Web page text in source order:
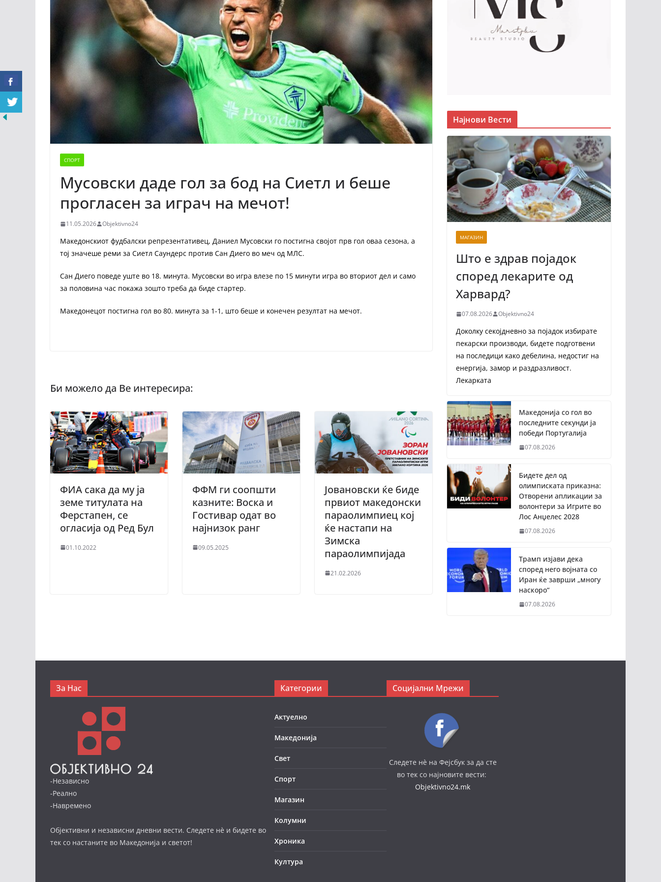
СПОРТ
Мусовски даде гол за бод на Сиетл и беше
прогласен за играч на мечот!
11.05.2026 Objektivno24
Македонскиот фудбалски репрезентативец, Даниел Мусовски го постигна својот прв гол оваа сезона, а
тој значеше реми за Сиетл Саундерс против Сан Диего во меч од МЛС.
Сан Диего поведе уште во 18. минута. Мусовски во игра влезе по 15 минути игра во вториот дел и само
за половина час покажа зошто треба да биде стартер.
Македонецот постигна гол во 80. минута за 1-1, што беше и конечен резултат на мечот.
ФИА сака да му ја
земе титулата на
Ферстапен, се
огласија од Ред Бул
01.10.2022
ФФМ ги соопшти
казните: Воска и
Гостивар одат во
најнизок ранг
09.05.2025
Јовановски ќе биде
првиот македонски
параолимпиец кој
ќе настапи на
Зимска
параолимпијада
21.02.2026
Најнови Вести
МАГАЗИН
Што е здрав појадок
според лекарите од
Харвард?
07.08.2026 Objektivno24
Доколку секојдневно за појадок избирате
пекарски производи, бидете подготвени
на последици како дебелина, недостиг на
енергија, замор и раздразливост.
Лекарката
Македонија со гол во
последните секунди ја
победи Португалија
07.08.2026
Бидете дел од
олимписката приказна:
Отворени апликации за
волонтери за Игрите во
Лос Анџелес 2028
07.08.2026
Трамп изјави дека
според него војната со
Иран ќе заврши „многу
наскоро“
07.08.2026
За Нас
-Независно
-Реално
-Навремено
Објективни и независни дневни вести. Следете нè и бидете во
тек со настаните во Македонија и светот!
Категории
Актуелно
Македонија
Свет
Спорт
Магазин
Колумни
Хроника
Култура
Социјални Мрежи
Следете нè на Фејсбук за да сте
во тек со најновите вести:
Objektivno24.mk